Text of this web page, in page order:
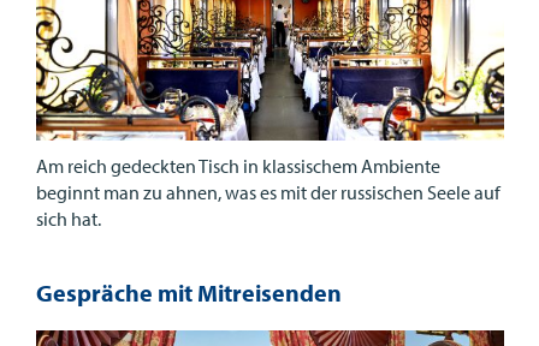
Am reich gedeckten Tisch in klassischem Ambiente
beginnt man zu ahnen, was es mit der russischen Seele auf
sich hat.
Gespräche mit Mitreisenden